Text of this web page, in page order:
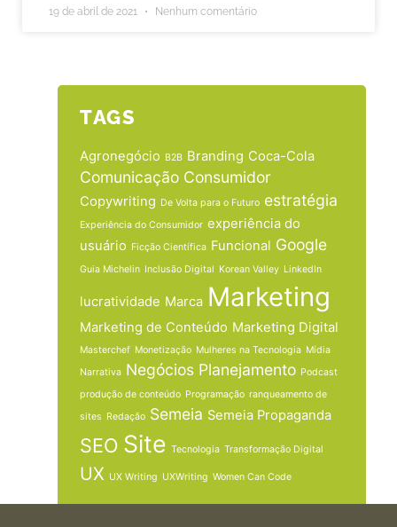
19 de abril de 2021 Nenhum comentário
TAGS
Agronegócio B2B Branding Coca-Cola
Comunicação Consumidor
Copywriting De Volta para o Futuro estratégia
Experiência do Consumidor experiência do
usuário Ficção Científica Funcional Google
Guia Michelin Inclusão Digital Korean Valley LinkedIn
lucratividade Marca Marketing
Marketing de Conteúdo Marketing Digital
Masterchef Monetização Mulheres na Tecnologia Mídia
Narrativa Negócios Planejamento Podcast
produção de conteúdo Programação ranqueamento de
sites Redação Semeia Semeia Propaganda
SEO Site Tecnologia Transformação Digital
UX UX Writing UXWriting Women Can Code